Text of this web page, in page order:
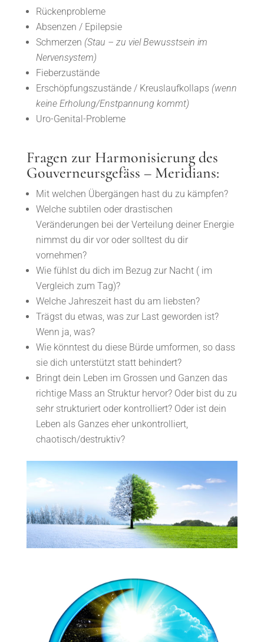
Rückenprobleme
Absenzen / Epilepsie
Schmerzen (Stau – zu viel Bewusstsein im
Nervensystem)
Fieberzustände
Erschöpfungszustände / Kreuslaufkollaps (wenn
keine Erholung/Enstpannung kommt)
Uro-Genital-Probleme
Fragen zur Harmonisierung des
Gouverneursgefäss – Meridians:
Mit welchen Übergängen hast du zu kämpfen?
Welche subtilen oder drastischen
Veränderungen bei der Verteilung deiner Energie
nimmst du dir vor oder solltest du dir
vornehmen?
Wie fühlst du dich im Bezug zur Nacht ( im
Vergleich zum Tag)?
Welche Jahreszeit hast du am liebsten?
Trägst du etwas, was zur Last geworden ist?
Wenn ja, was?
Wie könntest du diese Bürde umformen, so dass
sie dich unterstützt statt behindert?
Bringt dein Leben im Grossen und Ganzen das
richtige Mass an Struktur hervor? Oder bist du zu
sehr strukturiert oder kontrolliert? Oder ist dein
Leben als Ganzes eher unkontrolliert,
chaotisch/destruktiv?